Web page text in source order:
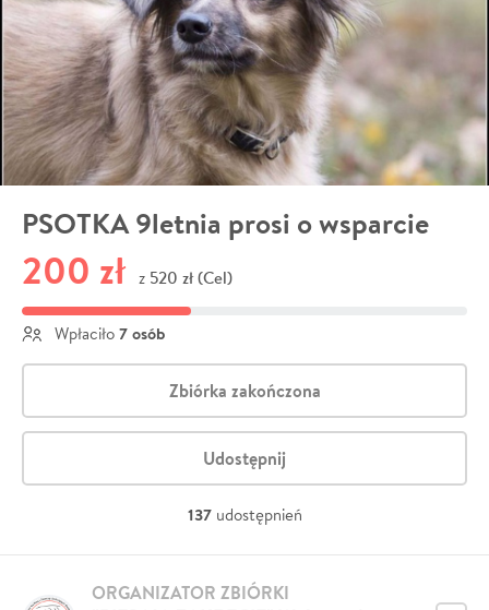
PSOTKA 9letnia prosi o wsparcie
200 zł z 520 zł (Cel)
Wpłaciło 7 osób
Zbiórka zakończona
Udostępnij
137 udostępnień
ORGANIZATOR ZBIÓRKI